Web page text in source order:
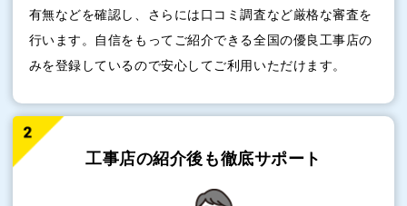
有無などを確認し、さらには口コミ調査など厳格な審査を
行います。自信をもってご紹介できる全国の優良工事店の
みを登録しているので安心してご利用いただけます。
工事店の紹介後も徹底サポート